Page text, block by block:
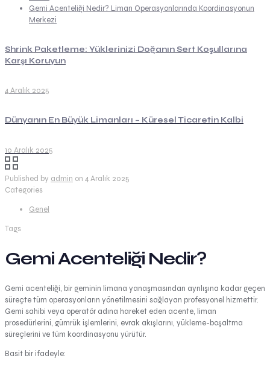
Gemi Acenteliği Nedir? Liman Operasyonlarında Koordinasyonun
Merkezi
Shrink Paketleme: Yüklerinizi Doğanın Sert Koşullarına
Karşı Koruyun
4 Aralık 2025
Dünyanın En Büyük Limanları – Küresel Ticaretin Kalbi
10 Aralık 2025
Published by admin on 4 Aralık 2025
Categories
Genel
Tags
Gemi Acenteliği Nedir?
Gemi acenteliği, bir geminin limana yanaşmasından ayrılışına kadar geçen
süreçte tüm operasyonların yönetilmesini sağlayan profesyonel hizmettir.
Gemi sahibi veya operatör adına hareket eden acente, liman
prosedürlerini, gümrük işlemlerini, evrak akışlarını, yükleme-boşaltma
süreçlerini ve tüm koordinasyonu yürütür.
Basit bir ifadeyle: